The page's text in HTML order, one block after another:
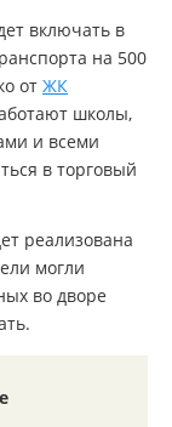
включать в
на 500
от ЖК
школы,
и всеми
в торговый
реализована
могли
во дворе